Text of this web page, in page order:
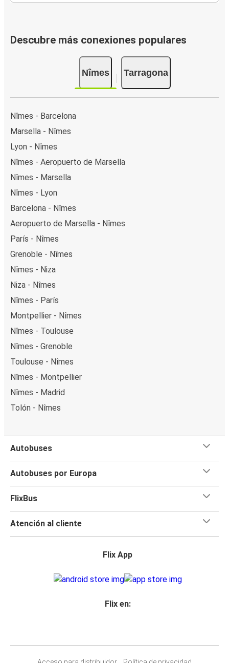
Descubre más conexiones populares
Nîmes Tarragona
Nîmes - Barcelona
Marsella - Nîmes
Lyon - Nîmes
Nîmes - Aeropuerto de Marsella
Nîmes - Marsella
Nîmes - Lyon
Barcelona - Nîmes
Aeropuerto de Marsella - Nîmes
París - Nîmes
Grenoble - Nîmes
Nîmes - Niza
Niza - Nîmes
Nîmes - París
Montpellier - Nîmes
Nîmes - Toulouse
Nîmes - Grenoble
Toulouse - Nîmes
Nîmes - Montpellier
Nîmes - Madrid
Tolón - Nîmes
Autobuses
Autobuses por Europa
FlixBus
Atención al cliente
Flix App
Flix en: